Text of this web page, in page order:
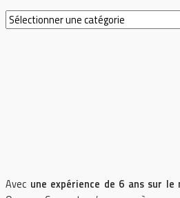
Avec une expérience de 6 ans sur le